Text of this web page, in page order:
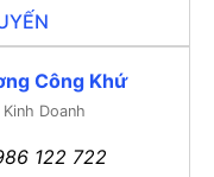
Công Khứ
Kinh Doanh
122 722